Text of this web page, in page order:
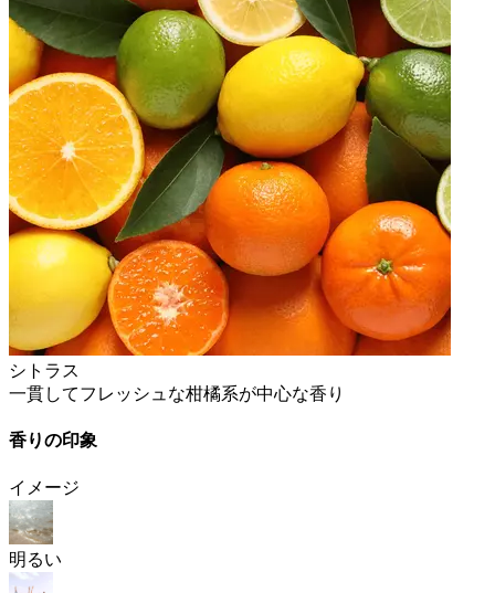
シトラス
一貫してフレッシュな柑橘系が中心な香り
香りの印象
イメージ
明るい